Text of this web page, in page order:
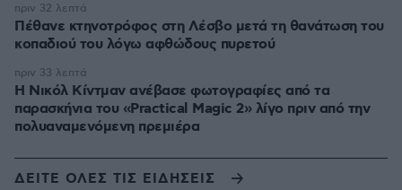
Πέθανε κτηνοτρόφος στη Λέσβο μετά τη θανάτωση του
κοπαδιού του λόγω αφθώδους πυρετού
πριν 32 λεπτά
Η Νικόλ Κίντμαν ανέβασε φωτογραφίες από τα
παρασκήνια του «Practical Magic 2» λίγο πριν από την
πολυαναμενόμενη πρεμιέρα
πριν 33 λεπτά
ΔΕΙΤΕ ΟΛΕΣ ΤΙΣ ΕΙΔΗΣΕΙΣ